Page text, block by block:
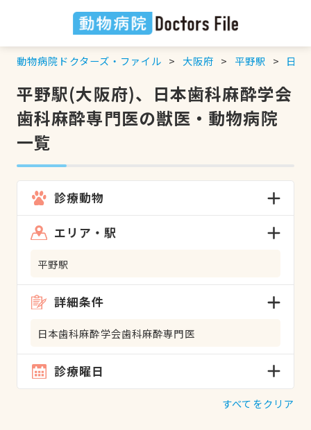
動物病院ドクターズ・ファイル 大阪府 平野駅 日本
平野駅(大阪府)、日本歯科麻酔学会
歯科麻酔専門医の獣医・動物病院
一覧
診療動物
エリア・駅
平野駅
詳細条件
日本歯科麻酔学会歯科麻酔専門医
診療曜日
すべてをクリア